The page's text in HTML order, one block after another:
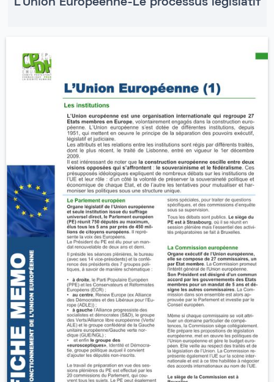
L'Union Européenne-Le processus législatif